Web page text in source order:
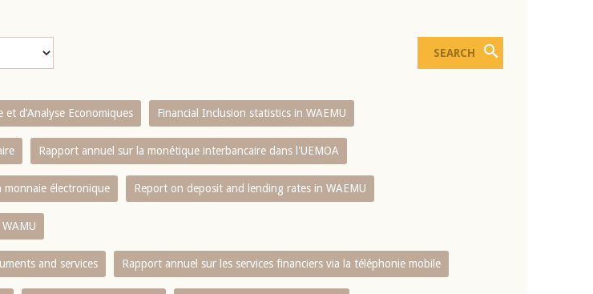
et d’Analyse Economiques Financial Inclusion statistics in WAEMU
Rapport annuel sur la monétique interbancaire dans l'UEMOA
monnaie électronique Report on deposit and lending rates in WAEMU
and services Rapport annuel sur les services financiers via la téléphonie mobile